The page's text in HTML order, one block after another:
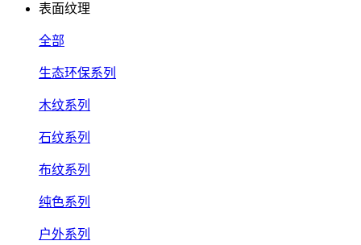
表面纹理
全部
生态环保系列
木纹系列
石纹系列
布纹系列
纯色系列
户外系列